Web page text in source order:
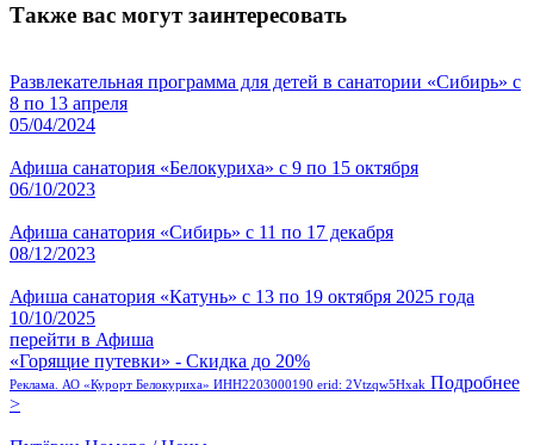
Также вас могут заинтересовать
Развлекательная программа для детей в санатории «Сибирь» с
8 по 13 апреля
05/04/2024
Афиша санатория «Белокуриха» с 9 по 15 октября
06/10/2023
Афиша санатория «Сибирь» с 11 по 17 декабря
08/12/2023
Афиша санатория «Катунь» с 13 по 19 октября 2025 года
10/10/2025
перейти в Афиша
«Горящие путевки» - Скидка до 20%
Реклама. АО «Курорт Белокуриха» ИНН2203000190 erid: 2Vtzqw5Hxak Подробнее
>